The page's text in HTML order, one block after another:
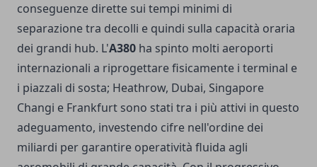
conseguenze dirette sui tempi minimi di
separazione tra decolli e quindi sulla capacità oraria
dei grandi hub. L'A380 ha spinto molti aeroporti
internazionali a riprogettare fisicamente i terminal e
i piazzali di sosta; Heathrow, Dubai, Singapore
Changi e Frankfurt sono stati tra i più attivi in questo
adeguamento, investendo cifre nell'ordine dei
miliardi per garantire operatività fluida agli